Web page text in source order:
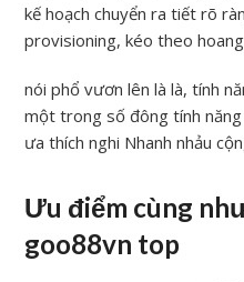
kế hoạch chuyển ra tiết rõ
provisioning, kéo theo
nói phổ vươn lên là là, tính
một trong số đông tính
ưa thích nghi Nhanh nhảu
Ưu điểm cùng
goo88vn top